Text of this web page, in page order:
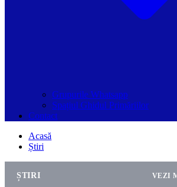
Grupurile Whatsapp
Spațiul Ghidul Primăriilor
Contact
Acasă
Știri
ȘTIRI VEZI